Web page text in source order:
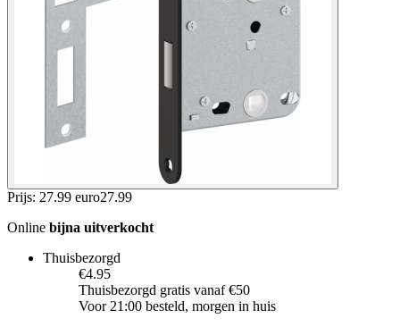
Prijs: 27.99 euro27.99
Online bijna uitverkocht
Thuisbezorgd
€4.95
Thuisbezorgd gratis vanaf €50
Voor 21:00 besteld, morgen in huis